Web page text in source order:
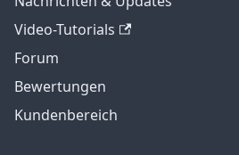
Video-Tutorials
Forum
Bewertungen
Kundenbereich